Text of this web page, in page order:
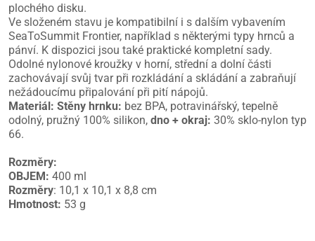
plochého disku.
Ve složeném stavu je kompatibilní i s dalším vybavením
SeaToSummit Frontier, například s některými typy hrnců a
pánví. K dispozici jsou také praktické kompletní sady.
Odolné nylonové kroužky v horní, střední a dolní části
zachovávají svůj tvar při rozkládání a skládání a zabraňují
nežádoucímu připalování při pití nápojů.
Materiál: Stěny hrnku: bez BPA, potravinářský, tepelně
odolný, pružný 100% silikon, dno + okraj: 30% sklo-nylon typ
66.
Rozměry:
OBJEM: 400 ml
Rozměry: 10,1 x 10,1 x 8,8 cm
Hmotnost: 53 g